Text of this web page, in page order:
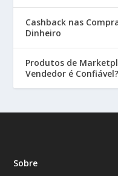
Cashback nas
Dinheiro
Produtos de
Vendedor é Confiável?
Sobre